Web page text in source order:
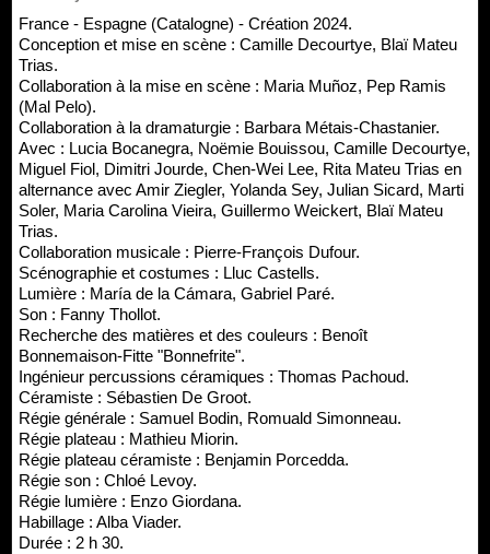
France - Espagne (Catalogne) - Création 2024.
Conception et mise en scène : Camille Decourtye, Blaï Mateu
Trias.
Collaboration à la mise en scène : Maria Muñoz, Pep Ramis
(Mal Pelo).
Collaboration à la dramaturgie : Barbara Métais-Chastanier.
Avec : Lucia Bocanegra, Noëmie Bouissou, Camille Decourtye,
Miguel Fiol, Dimitri Jourde, Chen-Wei Lee, Rita Mateu Trias en
alternance avec Amir Ziegler, Yolanda Sey, Julian Sicard, Marti
Soler, Maria Carolina Vieira, Guillermo Weickert, Blaï Mateu
Trias.
Collaboration musicale : Pierre-François Dufour.
Scénographie et costumes : Lluc Castells.
Lumière : María de la Cámara, Gabriel Paré.
Son : Fanny Thollot.
Recherche des matières et des couleurs : Benoît
Bonnemaison-Fitte "Bonnefrite".
Ingénieur percussions céramiques : Thomas Pachoud.
Céramiste : Sébastien De Groot.
Régie générale : Samuel Bodin, Romuald Simonneau.
Régie plateau : Mathieu Miorin.
Régie plateau céramiste : Benjamin Porcedda.
Régie son : Chloé Levoy.
Régie lumière : Enzo Giordana.
Habillage : Alba Viader.
Durée : 2 h 30.